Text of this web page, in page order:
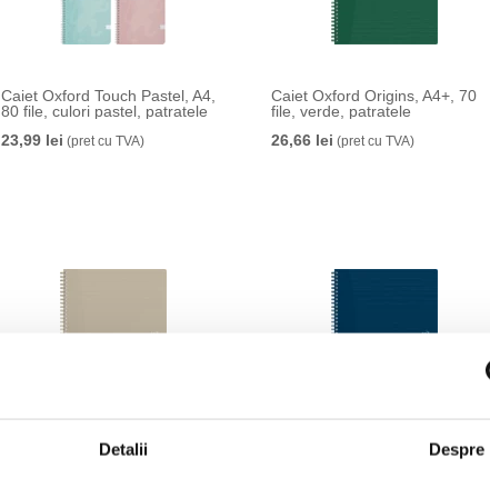
Detalii Despre
Caiet Oxford Touch Pastel, A4,
80 file, culori pastel, patratele
23,99 lei (pret cu TVA)
Caiet Oxford Origins, A4+, 70
file, verde, patratele
26,66 lei (pret cu TVA)
Caiet Oxford Origins, A4+, 70
Caiet Oxford Origins, A4+, 70